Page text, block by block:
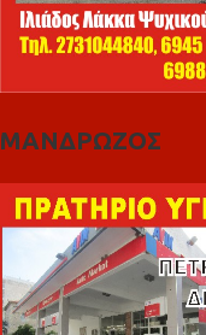
ΜΑΝΔΡΩΖΟΣ